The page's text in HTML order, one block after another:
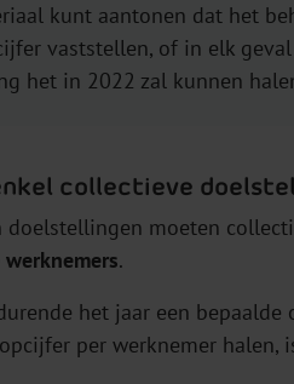
kunt aantonen dat het
vaststellen, of in elk
het in 2022 zal kunnen
collectieve
doelstellingen moeten
.
het jaar een
per werknemer halen,